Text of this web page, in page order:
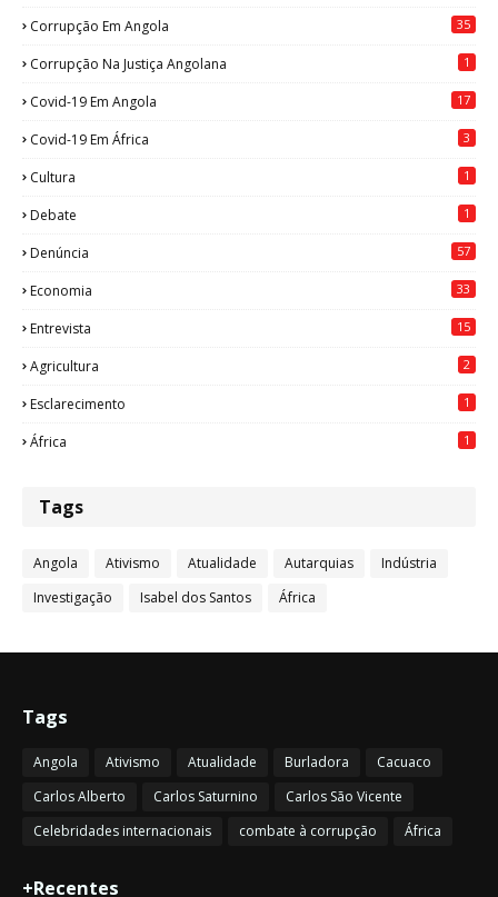
Corrupção Em Angola 35
Corrupção Na Justiça Angolana 1
Covid-19 Em Angola 17
Covid-19 Em África 3
Cultura 1
Debate 1
Denúncia 57
Economia 33
Entrevista 15
Agricultura 2
Esclarecimento 1
África 1
Tags
Angola Ativismo Atualidade Autarquias
Indústria
Investigação
Isabel dos Santos África
Tags
Angola Ativismo Atualidade Burladora
Cacuaco
Carlos Alberto
Carlos Saturnino
Carlos São Vicente
Celebridades internacionais
combate à corrupção África
+Recentes